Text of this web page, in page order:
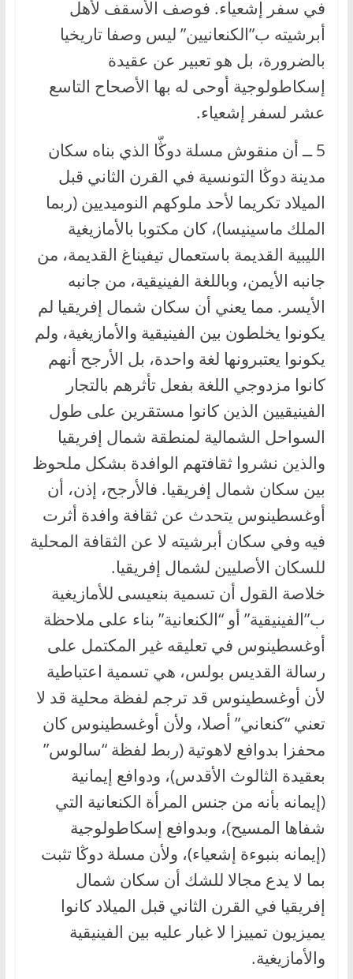
في سفر إشعياء. فوصف الأسقف لأهل
أبرشيته ب”الكنعانيين” ليس وصفا تاريخيا
بالضرورة، بل هو تعبير عن عقيدة
إسكاطولوجية أوحى له بها الأصحاح التاسع
عشر لسفر إشعياء.
5 ــ أن منقوش مسلة دوڭّا الذي بناه سكان
مدينة دوڭا التونسية في القرن الثاني قبل
الميلاد تكريما لأحد ملوكهم النوميديين (ربما
الملك ماسينيسا)، كان مكتوبا بالأمازيغية
الليبية القديمة باستعمال تيفيناغ القديمة، من
جانبه الأيمن، وباللغة الفينيقية، من جانبه
الأيسر. مما يعني أن سكان شمال إفريقيا لم
يكونوا يخلطون بين الفينيقية والأمازيغية، ولم
يكونوا يعتبرونها لغة واحدة، بل الأرجح أنهم
كانوا مزدوجي اللغة بفعل تأثرهم بالتجار
الفينيقيين الذين كانوا مستقرين على طول
السواحل الشمالية لمنطقة شمال إفريقيا
والذين نشروا ثقافتهم الوافدة بشكل ملحوظ
بين سكان شمال إفريقيا. فالأرجح، إذن، أن
أوغسطينوس يتحدث عن ثقافة وافدة أثرت
فيه وفي سكان أبرشيته لا عن الثقافة المحلية
للسكان الأصليين لشمال إفريقيا.
خلاصة القول أن تسمية بنعيسى للأمازيغية
ب”الفينيقية” أو “الكنعانية” بناء على ملاحظة
أوغسطينوس في تعليقه غير المكتمل على
رسالة القديس بولس، هي تسمية اعتباطية
لأن أوغسطينوس قد ترجم لفظة محلية قد لا
تعني “كنعاني” أصلا، ولأن أوغسطينوس كان
محفزا بدوافع لاهوتية (ربط لفظة “سالوس”
بعقيدة الثالوث الأقدس)، ودوافع إيمانية
(إيمانه بأنه من جنس المرأة الكنعانية التي
شفاها المسيح)، وبدوافع إسكاطولوجية
(إيمانه بنبوءة إشعياء)، ولأن مسلة دوڭا تثبت
بما لا يدع مجالا للشك أن سكان شمال
إفريقيا في القرن الثاني قبل الميلاد كانوا
يميزيون تمييزا لا غبار عليه بين الفينيقية
والأمازيغية.